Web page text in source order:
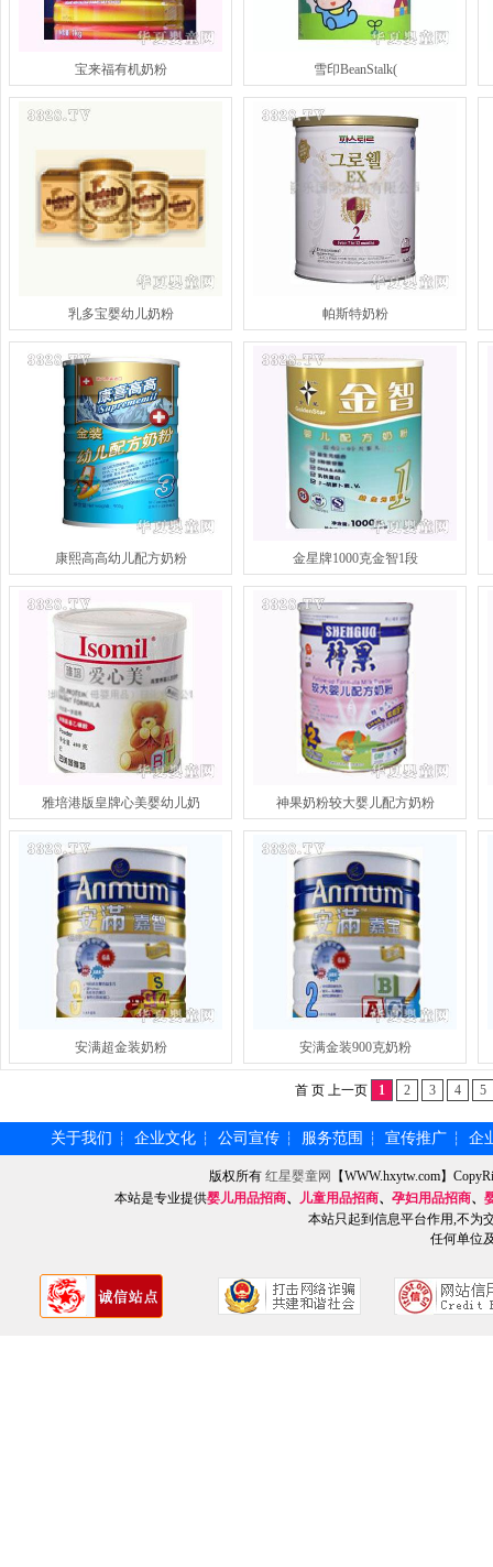
宝来福有机奶粉 雪印BeanStalk(
乳多宝婴幼儿奶粉 帕斯特奶粉
康熙高高幼儿配方奶粉 金星牌1000克金智1段
雅培港版皇牌心美婴幼儿奶 神果奶粉较大婴儿配方奶粉
安满超金装奶粉 安满金装900克奶粉
首 页 上一页 1 2 3 4 5
关于我们 ┆ 企业文化 ┆ 公司宣传 ┆ 服务范围 ┆ 宣传推广 ┆ 企
版权所有 红星婴童网
【WWW.hxytw.com】
本站是专业提供婴儿用品招商、 儿童用品招商、 孕妇用品招商、
本站只起到信息平台作用,不为
任何单位